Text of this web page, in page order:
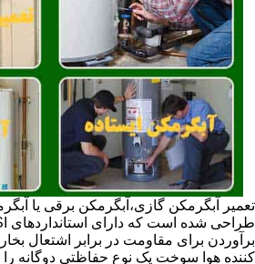
تعمیر آبگرمکن گازی،آبگرمکن برقی یا
برآوردن برای مقاومت در برابر اشتعال
کننده هوا سوخت یک نوع حفاظتی دوگانه را